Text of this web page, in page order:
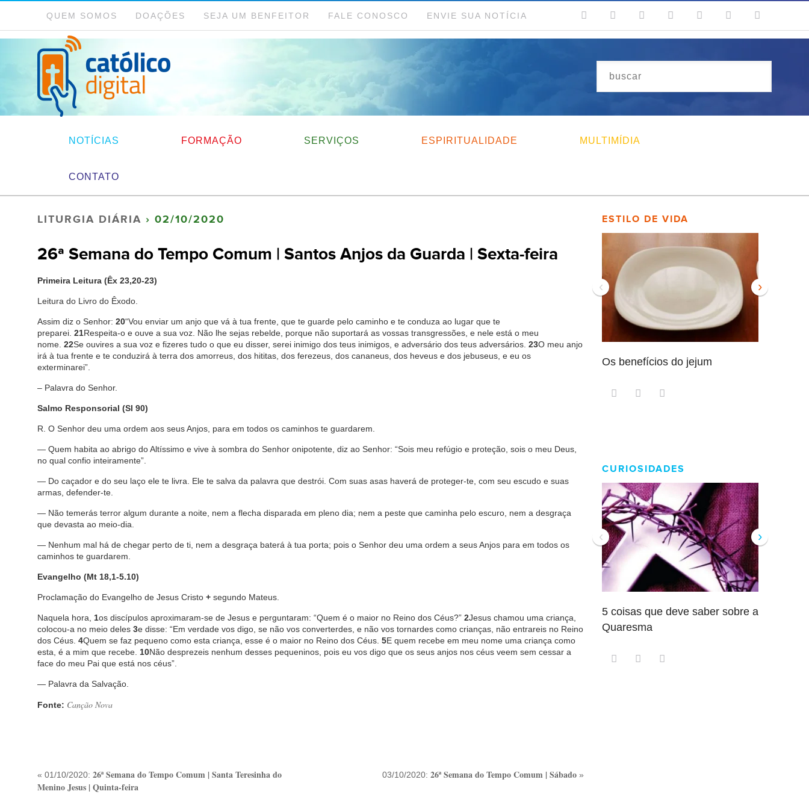
QUEM SOMOS DOAÇÕES SEJA UM BENFEITOR FALE CONOSCO ENVIE SUA NOTÍCIA
NOTÍCIAS FORMAÇÃO SERVIÇOS ESPIRITUALIDADE MULTIMÍDIA
CONTATO
LITURGIA DIÁRIA › 02/10/2020
26ª Semana do Tempo Comum | Santos Anjos da Guarda | Sexta-feira
Primeira Leitura (Êx 23,20-23)
Leitura do Livro do Êxodo.
Assim diz o Senhor: 20“Vou enviar um anjo que vá à tua frente, que te guarde pelo caminho e te conduza ao lugar que te
preparei. 21Respeita-o e ouve a sua voz. Não lhe sejas rebelde, porque não suportará as vossas transgressões, e nele está o meu
nome. 22Se ouvires a sua voz e fizeres tudo o que eu disser, serei inimigo dos teus inimigos, e adversário dos teus adversários. 23O meu anjo
irá à tua frente e te conduzirá à terra dos amorreus, dos hititas, dos ferezeus, dos cananeus, dos heveus e dos jebuseus, e eu os
exterminarei”.
– Palavra do Senhor.
Salmo Responsorial (Sl 90)
R. O Senhor deu uma ordem aos seus Anjos, para em todos os caminhos te guardarem.
— Quem habita ao abrigo do Altíssimo e vive à sombra do Senhor onipotente, diz ao Senhor: “Sois meu refúgio e proteção, sois o meu Deus,
no qual confio inteiramente”.
— Do caçador e do seu laço ele te livra. Ele te salva da palavra que destrói. Com suas asas haverá de proteger-te, com seu escudo e suas
armas, defender-te.
— Não temerás terror algum durante a noite, nem a flecha disparada em pleno dia; nem a peste que caminha pelo escuro, nem a desgraça
que devasta ao meio-dia.
— Nenhum mal há de chegar perto de ti, nem a desgraça baterá à tua porta; pois o Senhor deu uma ordem a seus Anjos para em todos os
caminhos te guardarem.
Evangelho (Mt 18,1-5.10)
Proclamação do Evangelho de Jesus Cristo + segundo Mateus.
Naquela hora, 1os discípulos aproximaram-se de Jesus e perguntaram: “Quem é o maior no Reino dos Céus?” 2Jesus chamou uma criança,
colocou-a no meio deles 3e disse: “Em verdade vos digo, se não vos converterdes, e não vos tornardes como crianças, não entrareis no Reino
dos Céus. 4Quem se faz pequeno como esta criança, esse é o maior no Reino dos Céus. 5E quem recebe em meu nome uma criança como
esta, é a mim que recebe. 10Não desprezeis nenhum desses pequeninos, pois eu vos digo que os seus anjos nos céus veem sem cessar a
face do meu Pai que está nos céus”.
— Palavra da Salvação.
Fonte: Canção Nova
« 01/10/2020: 26ª Semana do Tempo Comum | Santa Teresinha do
Menino Jesus | Quinta-feira
03/10/2020: 26ª Semana do Tempo Comum | Sábado »
ESTILO DE VIDA
Os benefícios do jejum
‹ ›
CURIOSIDADES
5 coisas que deve saber sobre a
Quaresma
‹ ›